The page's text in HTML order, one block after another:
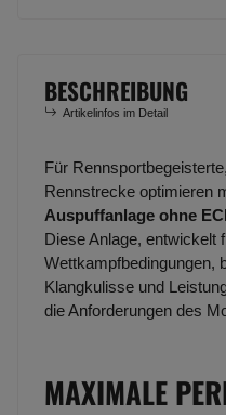
BESCHREIBUNG
Artikelinfos im Detail
Für
Rennstrecke optimieren
Auspuffanlage ohne
Diese Anlage, entwickelt
Wettkampfbedingungen,
Klangkulisse und
die Anforderungen des
MAXIMALE